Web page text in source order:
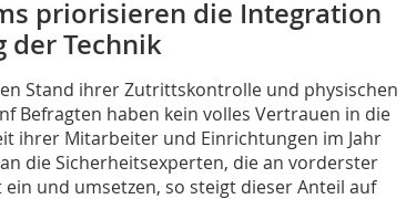
priorisieren die Integration
der Technik
Stand ihrer Zutrittskontrolle und physischen
Befragten haben kein volles Vertrauen in die
ihrer Mitarbeiter und Einrichtungen im Jahr
die Sicherheitsexperten, die an vorderster
und umsetzen, so steigt dieser Anteil auf